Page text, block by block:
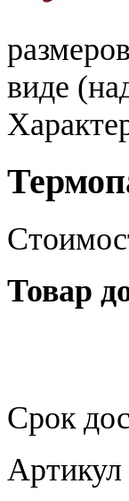
виде
Товар
Срок
Артикул